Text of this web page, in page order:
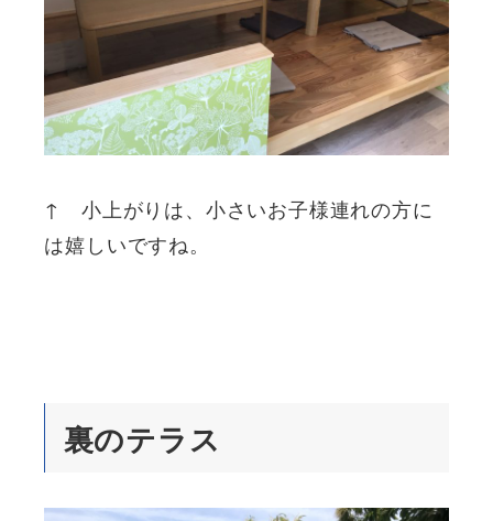
↑ 小上がりは、小さいお子様連れの方に
は嬉しいですね。
裏のテラス